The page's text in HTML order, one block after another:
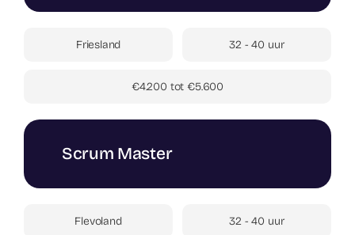
Friesland 32 - 40 uur
€4.200 tot €5.600
Scrum Master
Flevoland 32 - 40 uur